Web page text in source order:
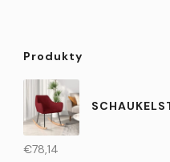
Produkty
€78,14